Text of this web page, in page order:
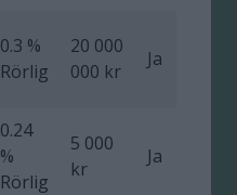
0.3 %
Rörlig
20 000
000 kr
Ja
0.24
%
Rörlig
5 000
kr
Ja